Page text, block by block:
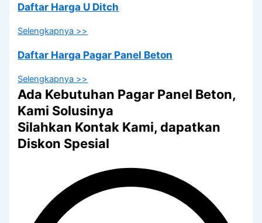
Daftar Harga U Ditch
Selengkapnya >>
Daftar Harga Pagar Panel Beton
Selengkapnya >>
Ada Kebutuhan Pagar Panel Beton,
Kami Solusinya
Silahkan Kontak Kami, dapatkan
Diskon Spesial